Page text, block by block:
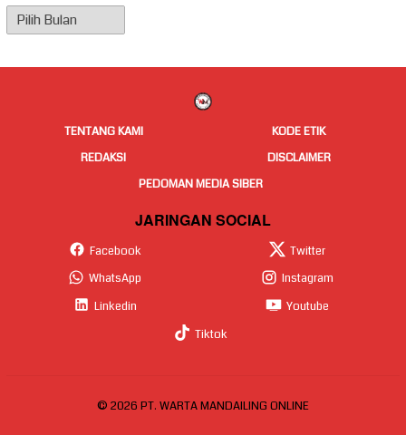
Arsip
Berita
TENTANG KAMI
KODE ETIK
REDAKSI
DISCLAIMER
PEDOMAN MEDIA SIBER
JARINGAN SOCIAL
Facebook
Twitter
WhatsApp
Instagram
Linkedin
Youtube
Tiktok
© 2026 PT. WARTA MANDAILING ONLINE